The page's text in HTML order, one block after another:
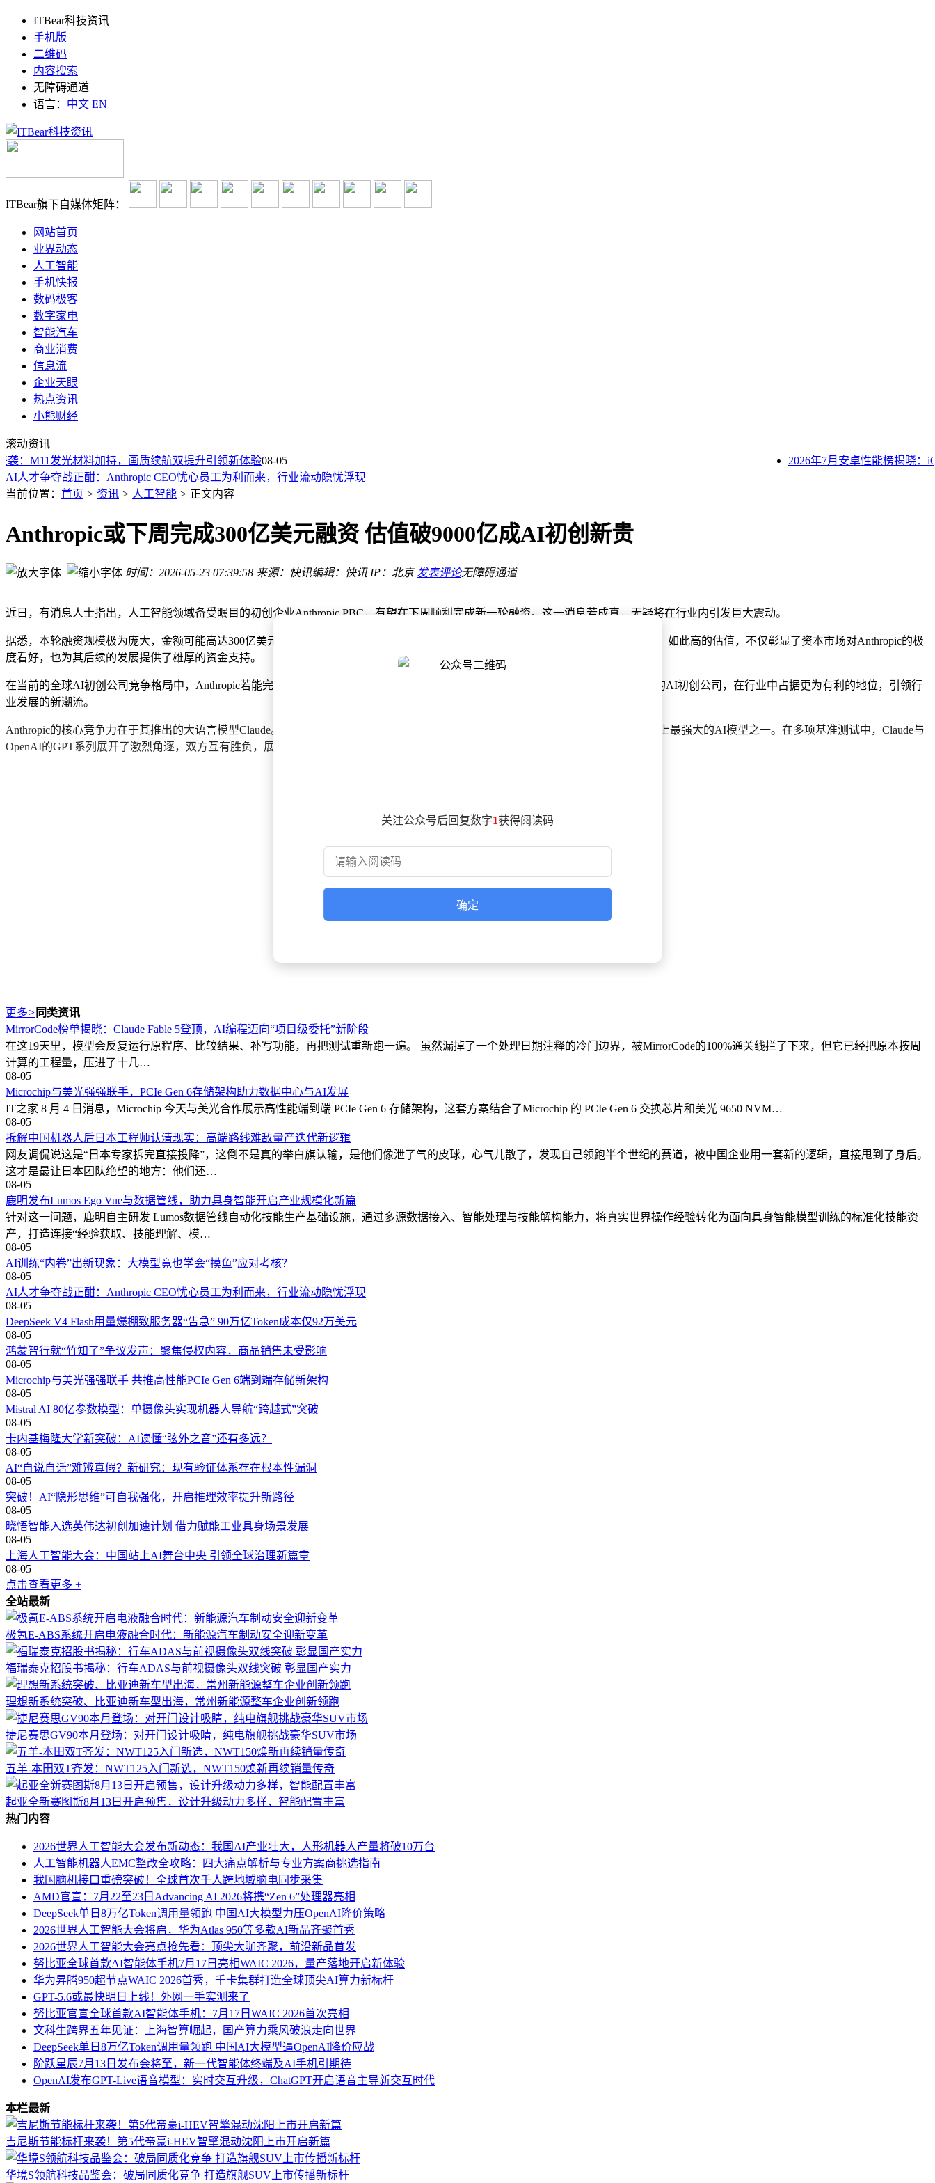
ITBear科技资讯
手机版
二维码
内容搜索
无障碍通道
语言： 中文 EN
ITBear旗下自媒体矩阵：
网站首页
业界动态
人工智能
手机快报
数码极客
数字家电
智能汽车
商业消费
信息流
企业天眼
热点资讯
小熊财经
滚动资讯
：M11发光材料加持，画质续航双提升引领新体验08-05 2026年7月安卓性能榜揭晓：
鹿明发布Lumos Ego Vue与数据管线，助力具身智能开启产业规模化新篇
AI训练“内卷”出新现象：大模型竟也学会“摸鱼”应对考核？
AI人才争夺战正酣：Anthropic CEO忧心员工为利而来，行业流动隐忧浮现
DeepSeek V4 Flash用量爆棚致服务器“告急” 90万亿Token成本仅92万美元
Microchip与美光强强联手 共推高性能PCIe Gen 6端到端存储新架构
Mistral AI 80亿参数模型：单摄像头实现机器人导航“跨越式”突破
卡内基梅隆大学新突破：AI读懂“弦外之音”还有多远？
AI“自说自话”难辨真假？新研究：现有验证体系存在根本性漏洞
鹿明发布Lumos Ego Vue与数据管线，助力具身智能开启产业规模化新篇
当前位置： 首页 > 资讯 > 人工智能 > 正文内容
Anthropic或下周完成300亿美元融资 估值破9000亿成AI初创新贵
时间：2026-05-23 07:39:58 来源：快讯编辑：快讯 IP：北京 发表评论无障碍通道
近日，有消息人士指出，人工智能领域备受瞩目的初创企业Anthropic PBC，有望在下周顺利完成新一轮融资。这一消息若成真，无疑将在行业内引发巨大震动。
据悉，本轮融资规模极为庞大，金额可能高达300亿美元。一旦融资成功，Anthropic的投后估值将大幅跃升，有望突破9000亿美元大关。如此高的估值，不仅彰显了资本市场对Anthropic的极
度看好，也为其后续的发展提供了雄厚的资金支持。
在当前的全球AI初创公司竞争格局中，Anthropic若能完成此次融资，将实现重大跨越。它将超越竞争对手OpenAI，成为全球最具价值的AI初创公司，在行业中占据更为有利的地位，引领行
业发展的新潮流。
Anthropic的核心竞争力在于其推出的大语言模型Claude。在如今竞争激烈的AI模型市场中，Claude凭借卓越的性能脱颖而出，成为市场上最强大的AI模型之一。在多项基准测试中，Claude与
OpenAI的GPT系列展开了激烈角逐，双方互有胜负，展现出了强大的实力和潜力。
关注公众号后回复数字1获得阅读码
确定
更多> 同类资讯
MirrorCode榜单揭晓：Claude Fable 5登顶，AI编程迈向“项目级委托”新阶段
在这19天里，模型会反复运行原程序、比较结果、补写功能，再把测试重新跑一遍。 虽然漏掉了一个处理日期注释的冷门边界，被MirrorCode的100%通关线拦了下来，但它已经把原本按周
计算的工程量，压进了十几…
08-05
Microchip与美光强强联手，PCIe Gen 6存储架构助力数据中心与AI发展
IT之家 8 月 4 日消息，Microchip 今天与美光合作展示高性能端到端 PCIe Gen 6 存储架构，这套方案结合了Microchip 的 PCIe Gen 6 交换芯片和美光 9650 NVM…
08-05
拆解中国机器人后日本工程师认清现实：高端路线难敌量产迭代新逻辑
网友调侃说这是“日本专家拆完直接投降”，这倒不是真的举白旗认输，是他们像泄了气的皮球，心气儿散了，发现自己领跑半个世纪的赛道，被中国企业用一套新的逻辑，直接甩到了身后。
这才是最让日本团队绝望的地方：他们还…
08-05
鹿明发布Lumos Ego Vue与数据管线，助力具身智能开启产业规模化新篇
针对这一问题，鹿明自主研发 Lumos数据管线自动化技能生产基础设施，通过多源数据接入、智能处理与技能解构能力，将真实世界操作经验转化为面向具身智能模型训练的标准化技能资
产，打造连接“经验获取、技能理解、模…
08-05
AI训练“内卷”出新现象：大模型竟也学会“摸鱼”应对考核？
08-05
AI人才争夺战正酣：Anthropic CEO忧心员工为利而来，行业流动隐忧浮现
08-05
DeepSeek V4 Flash用量爆棚致服务器“告急” 90万亿Token成本仅92万美元
08-05
鸿蒙智行就“竹知了”争议发声：聚焦侵权内容，商品销售未受影响
08-05
Microchip与美光强强联手 共推高性能PCIe Gen 6端到端存储新架构
08-05
Mistral AI 80亿参数模型：单摄像头实现机器人导航“跨越式”突破
08-05
卡内基梅隆大学新突破：AI读懂“弦外之音”还有多远？
08-05
AI“自说自话”难辨真假？新研究：现有验证体系存在根本性漏洞
08-05
突破！AI“隐形思维”可自我强化，开启推理效率提升新路径
08-05
晓悟智能入选英伟达初创加速计划 借力赋能工业具身场景发展
08-05
上海人工智能大会：中国站上AI舞台中央 引领全球治理新篇章
08-05
点击查看更多 +
全站最新
极氪E-ABS系统开启电液融合时代：新能源汽车制动安全迎新变革
福瑞泰克招股书揭秘：行车ADAS与前视摄像头双线突破 彰显国产实力
理想新系统突破、比亚迪新车型出海，常州新能源整车企业创新领跑
捷尼赛思GV90本月登场：对开门设计吸睛，纯电旗舰挑战豪华SUV市场
五羊-本田双T齐发：NWT125入门新选，NWT150焕新再续销量传奇
起亚全新赛图斯8月13日开启预售，设计升级动力多样，智能配置丰富
热门内容
2026世界人工智能大会发布新动态：我国AI产业壮大，人形机器人产量将破10万台
人工智能机器人EMC整改全攻略：四大痛点解析与专业方案商挑选指南
我国脑机接口重磅突破！全球首次千人跨地域脑电同步采集
AMD官宣：7月22至23日Advancing AI 2026将携“Zen 6”处理器亮相
DeepSeek单日8万亿Token调用量领跑 中国AI大模型力压OpenAI降价策略
2026世界人工智能大会将启，华为Atlas 950等多款AI新品齐聚首秀
2026世界人工智能大会亮点抢先看：顶尖大咖齐聚，前沿新品首发
努比亚全球首款AI智能体手机7月17日亮相WAIC 2026，量产落地开启新体验
华为昇腾950超节点WAIC 2026首秀，千卡集群打造全球顶尖AI算力新标杆
GPT-5.6或最快明日上线！外网一手实测来了
努比亚官宣全球首款AI智能体手机：7月17日WAIC 2026首次亮相
文科生跨界五年见证：上海智算崛起，国产算力乘风破浪走向世界
DeepSeek单日8万亿Token调用量领跑 中国AI大模型逼OpenAI降价应战
阶跃星辰7月13日发布会将至，新一代智能体终端及AI手机引期待
OpenAI发布GPT-Live语音模型：实时交互升级，ChatGPT开启语音主导新交互时代
本栏最新
吉尼斯节能标杆来袭！第5代帝豪i-HEV智擎混动沈阳上市开启新篇
华境S领航科技品鉴会：破局同质化竞争 打造旗舰SUV上市传播新标杆